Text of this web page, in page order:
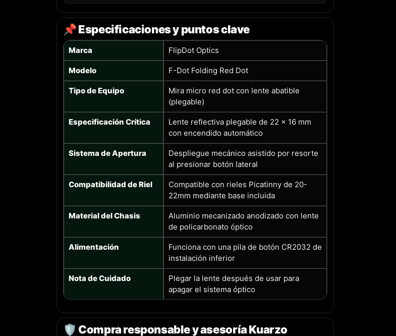
📌 Especificaciones y puntos clave
Marca FlipDot Optics
Modelo F-Dot Folding Red Dot
Tipo de Equipo
Mira micro red dot con lente abatible
(plegable)
Especificación Crítica
Lente reflectiva plegable de 22 x 16 mm
con encendido automático
Sistema de Apertura
Despliegue mecánico asistido por resorte
al presionar botón lateral
Compatibilidad de Riel
Compatible con rieles Picatinny de 20-
22mm mediante base incluida
Material del Chasis
Aluminio mecanizado anodizado con lente
de policarbonato óptico
Alimentación
Funciona con una pila de botón CR2032 de
instalación inferior
Nota de Cuidado
Plegar la lente después de usar para
apagar el sistema óptico
🛡️ Compra responsable y asesoría Kuarzo